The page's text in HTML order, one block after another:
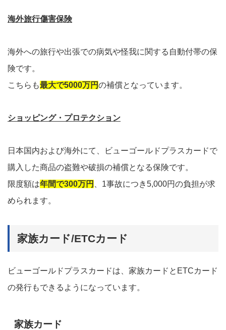
海外旅行傷害保険
海外への旅行や出張での病気や怪我に関する自動付帯の保
険です。
こちらも最大で5000万円の補償となっています。
ショッピング・プロテクション
日本国内および海外にて、ビューゴールドプラスカードで
購入した商品の盗難や破損の補償となる保険です。
限度額は年間で300万円
、1事故につき5,000円の負担が求
められます。
家族カード/ETCカード
ビューゴールドプラスカードは、家族カードとETCカード
の発行もできるようになっています。
家族カード